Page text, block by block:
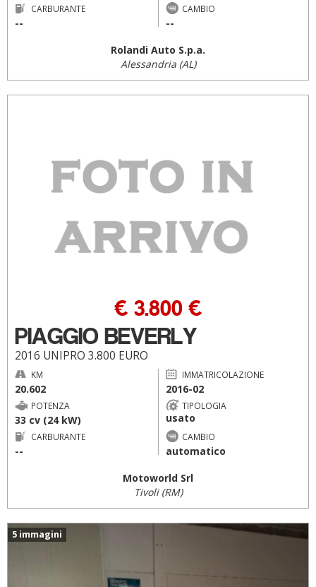
CARBURANTE
--
CAMBIO
--
Rolandi Auto S.p.a.
Alessandria (AL)
PIAGGIO BEVERLY
2016 UNIPRO 3.800 EURO
€ 3.800 €
KM
20.602
IMMATRICOLAZIONE
2016-02
POTENZA
33 cv (24 kW)
TIPOLOGIA
usato
CARBURANTE
--
CAMBIO
automatico
Motoworld Srl
Tivoli (RM)
5 immagini